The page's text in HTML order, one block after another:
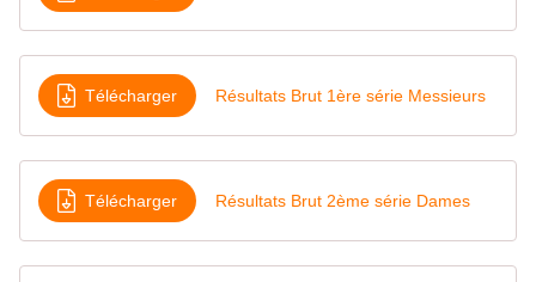
Télécharger Résultats Brut 1ère série Messieurs
Télécharger Résultats Brut 2ème série Dames